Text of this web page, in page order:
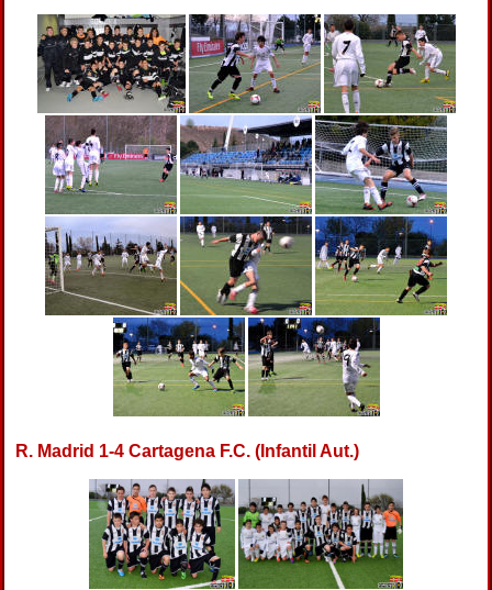
R. Madrid 1-4 Cartagena F.C. (Infantil Aut.)